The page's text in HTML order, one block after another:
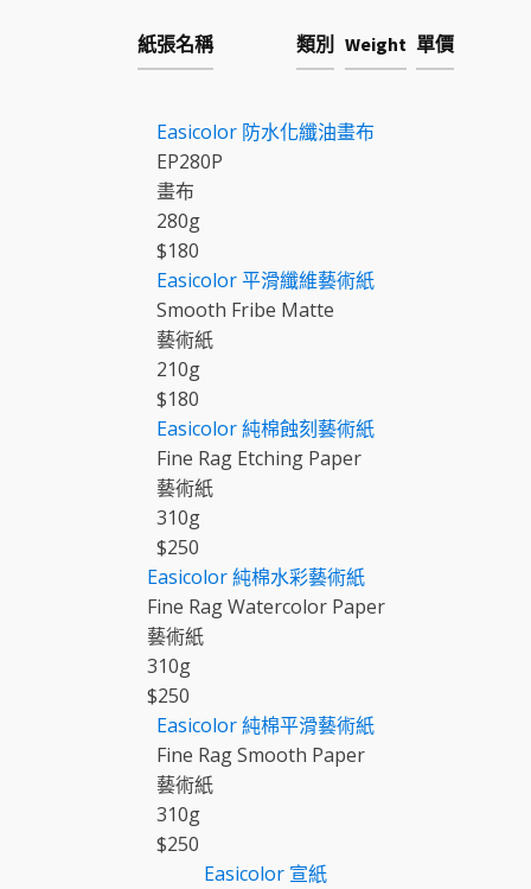
紙張名稱 類別 Weight 單價
Easicolor 防水化纖油畫布
EP280P
畫布
280g
$180
Easicolor平滑纖維藝術紙
Smooth Fribe Matte
藝術紙
210g
$180
Easicolor純棉蝕刻藝術紙
Fine Rag Etching Paper
藝術紙
310g
$250
Easicolor 純棉水彩藝術紙
Fine Rag Watercolor Paper
藝術紙
310g
$250
Easicolor純棉平滑藝術紙
Fine Rag Smooth Paper
藝術紙
310g
$250
Easicolor 宣紙